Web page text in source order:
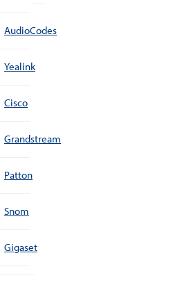
AudioCodes
Yealink
Cisco
Grandstream
Patton
Snom
Gigaset